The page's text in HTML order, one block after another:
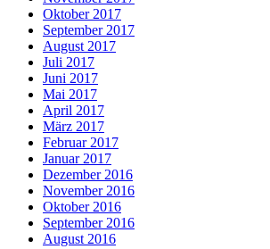
Oktober 2017
September 2017
August 2017
Juli 2017
Juni 2017
Mai 2017
April 2017
März 2017
Februar 2017
Januar 2017
Dezember 2016
November 2016
Oktober 2016
September 2016
August 2016